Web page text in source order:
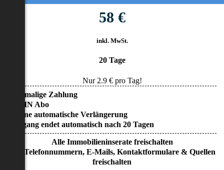
58 €
inkl. MwSt.
20 Tage
Nur 2.9€ pro Tag!
• Einmalige Zahlung
• KEIN Abo
• Keine automatische Verlängerung
• Zugang endet automatisch nach 20 Tagen
Alle Immobilieninserate freischalten
Alle Telefonnummern, E-Mails, Kontaktformulare & Quellen
freischalten